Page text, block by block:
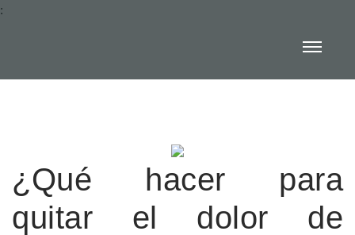
:
¿Qué hacer para
quitar el dolor de